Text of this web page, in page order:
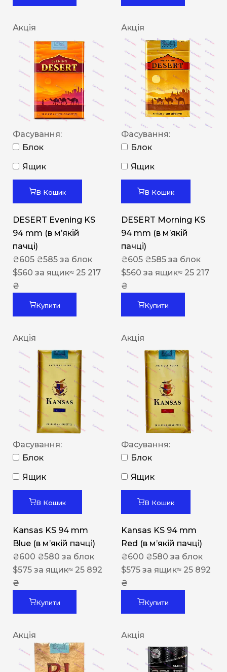
Акція
Фасування:
Блок
Ящик
В Кошик
DESERT Evening KS
94 mm (в мʼякій
пачці)
₴605 ₴585 за блок
$560 за ящик≈ 25 217
₴
Купити
Акція
Фасування:
Блок
Ящик
В Кошик
DESERT Morning KS
94 mm (в мʼякій
пачці)
₴605 ₴585 за блок
$560 за ящик≈ 25 217
₴
Купити
Акція
Фасування:
Блок
Ящик
В Кошик
Kansas KS 94 mm
Blue (в мʼякій пачці)
₴600 ₴580 за блок
$575 за ящик≈ 25 892
₴
Купити
Акція
Фасування:
Блок
Ящик
В Кошик
Kansas KS 94 mm
Red (в мʼякій пачці)
₴600 ₴580 за блок
$575 за ящик≈ 25 892
₴
Купити
Акція Акція